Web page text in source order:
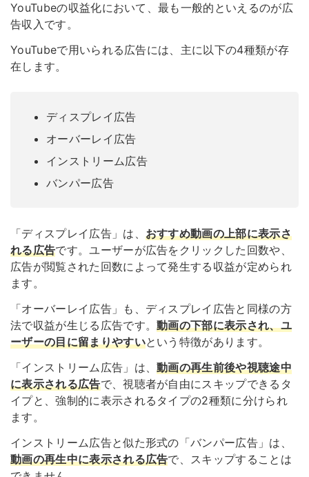
YouTubeの収益化において、最も一般的といえるのが広
告収入です。
YouTubeで用いられる広告には、主に以下の4種類が存
在します。
ディスプレイ広告
オーバーレイ広告
インストリーム広告
バンパー広告
「ディスプレイ広告」は、 おすすめ動画の上部に表示さ
れる広告です。ユーザーが広告をクリックした回数や、
広告が閲覧された回数によって発生する収益が定められ
ます。
「オーバーレイ広告」も、ディスプレイ広告と同様の方
法で収益が生じる広告です。動画の下部に表示され、ユ
ーザーの目に留まりやすいという特徴があります。
「インストリーム広告」は、動画の再生前後や視聴途中
に表示される広告で、視聴者が自由にスキップできるタ
イプと、強制的に表示されるタイプの2種類に分けられ
ます。
インストリーム広告と似た形式の「バンパー広告」は、
動画の再生中に表示される広告で、スキップすることは